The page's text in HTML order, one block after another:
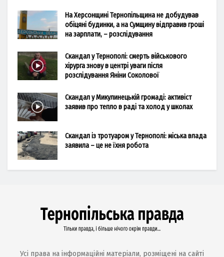
На Херсонщині Тернопільщина не добудував
обіцяні будинки, а на Сумщину відправив гроші
на зарплати, – розслідування
Скандал у Тернополі: смерть військового
хірурга знову в центрі уваги після
розслідування Яніни Соколової
Скандал у Микулинецькій громаді: активіст
заявив про тепло в раді та холод у школах
Скандал із тротуаром у Тернополі: міська влада
заявила – це не їхня робота
Усі права на інформаційні матеріали, розміщені на сайті